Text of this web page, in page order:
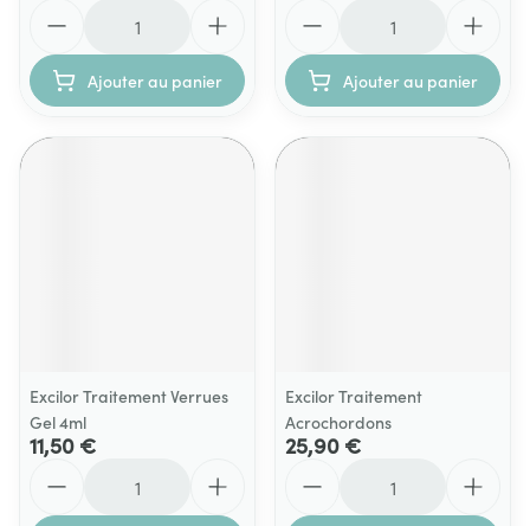
Ajouter au panier Ajouter au panier
Excilor Traitement Verrues
Gel 4ml
11,50 €
Excilor Traitement
Acrochordons
25,90 €